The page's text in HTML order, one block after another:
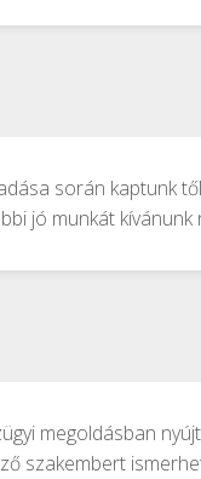
során kaptunk
jó munkát kívánunk
megoldásban
szakembert